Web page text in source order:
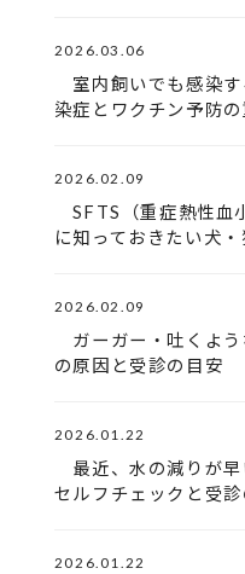
2026.03.06
室内飼いでも感染す
染症とワクチン予防
2026.02.09
SFTS（重症熱性血
に知っておきたい犬
2026.02.09
ガーガー・吐くよう
の原因と受診の目安
2026.01.22
最近、水の減りが早
セルフチェックと受
2026.01.22